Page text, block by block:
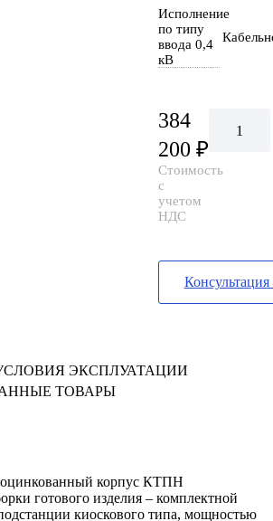
Исполнение
по типу
ввода 0,4
кВ
384
200 ₽
Стоимость
с
учетом
НДС
ЭКСПЛУАТАЦИИ
ТОВАРЫ
корпус КТПН
готового изделия – комплектной
киоскового типа, мощностью